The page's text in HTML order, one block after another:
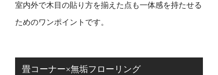
室内外で木目の貼り方を揃えた点も一体感を持たせる
ためのワンポイントです。
畳コーナー×無垢フローリング